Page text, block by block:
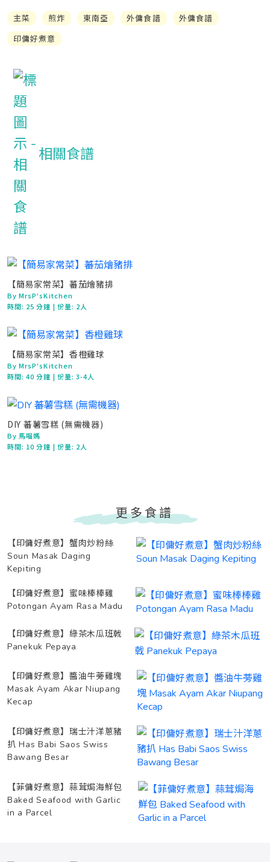
主菜 煎炸 東南亞 外傭食譜
外傭食譜
印傭好煮意
相關食譜
【簡易家常菜】蕃茄燴豬排
By MrsP'sKitchen
時間: 25 分鐘 | 份量: 2人
【簡易家常菜】香橙雞球
By MrsP'sKitchen
時間:40 分鐘 | 份量: 3-4人
DIY 蕃薯雪糕 (無需機器)
By 馬喵媽
時間: 10 分鐘 | 份量: 2人
更多食譜
【印傭好煮意】蟹肉炒粉絲
Soun Masak Daging
Kepiting
【印傭好煮意】蜜味棒棒雞
Potongan Ayam Rasa Madu
【印傭好煮意】綠茶木瓜班戟
Panekuk Pepaya
【印傭好煮意】醬油牛蒡雞塊
Masak Ayam Akar Niupang
Kecap
【印傭好煮意】瑞士汁洋蔥豬
扒 Has Babi Saos Swiss
Bawang Besar
【菲傭好煮意】蒜茸焗海鮮包
Baked Seafood with Garlic
in a Parcel